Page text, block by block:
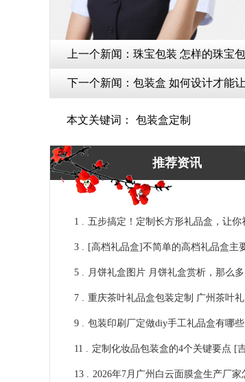
上一个新闻： 珠宝包装 怎样的珠宝
下一个新闻： 包装盒 如何设计才能
本文关键词： 包装盒定制
推荐资讯
1 .
五步搞定！定制长方形礼品盒，让你
3 .
[高档礼品盒]不简单的高档礼品盒主
5 .
月饼礼盒图片 月饼礼盒赏析，那么多
7 .
重庆茶叶礼品盒包装定制 广州茶叶礼品
9 .
包装印刷厂定做diy手工礼品盒有哪些
11 .
定制化妆品包装盒的4个关键要点 [吉
13 .
2026年7月广州白云面膜盒生产厂家